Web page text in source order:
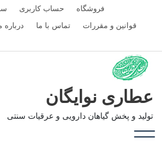
فروشگاه حساب کاربری
قوانین و مقررات
تماس با ما درباره
عطاری نوایگان
تولید و پخش گیاهان دارویی و عرقیات سنتی